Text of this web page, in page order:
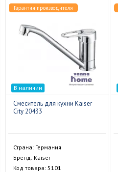
Гарантия производителя
В наличии
Смеситель для кухни Kaiser
City 20433
Страна: Германия
Бренд: Kaiser
Код товара: 5101